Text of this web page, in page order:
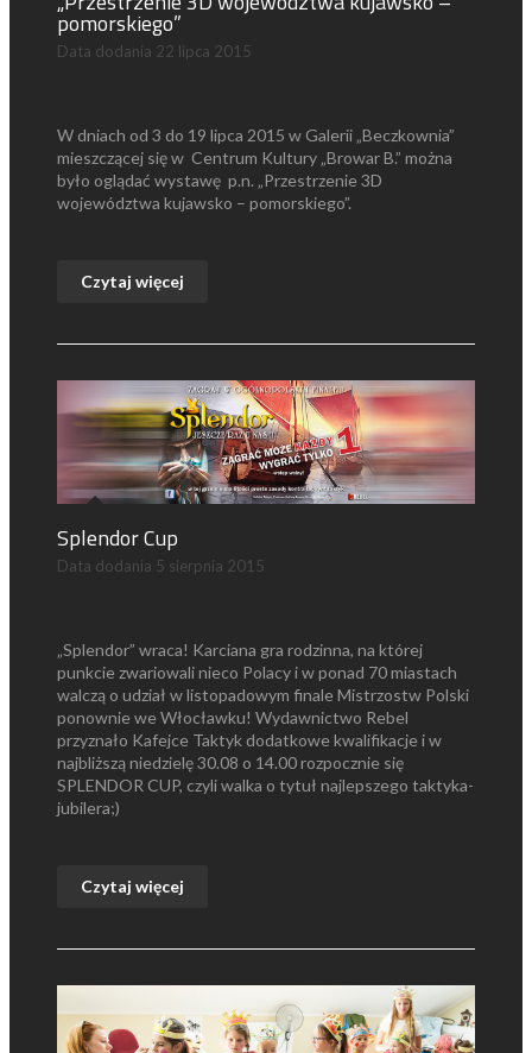
pomorskiego”
Data dodania 22 lipca 2015
W dniach od 3 do 19 lipca 2015 w Galerii „Beczkownia”
mieszczącej się w Centrum Kultury „Browar B.” można
było oglądać wystawę p.n. „Przestrzenie 3D
województwa kujawsko – pomorskiego”.
Czytaj więcej
Splendor Cup
Data dodania 5 sierpnia 2015
„Splendor” wraca! Karciana gra rodzinna, na której
punkcie zwariowali nieco Polacy i w ponad 70 miastach
walczą o udział w listopadowym finale Mistrzostw Polski
ponownie we Włocławku! Wydawnictwo Rebel
przyznało Kafejce Taktyk dodatkowe kwalifikacje i w
najbliższą niedzielę 30.08 o 14.00 rozpocznie się
SPLENDOR CUP, czyli walka o tytuł najlepszego taktyka-
jubilera;)
Czytaj więcej